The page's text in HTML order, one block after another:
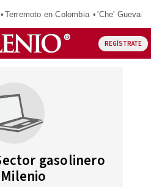
Terremoto en Colombia 'Che' Guevara
REGÍSTRATE
gasolinero